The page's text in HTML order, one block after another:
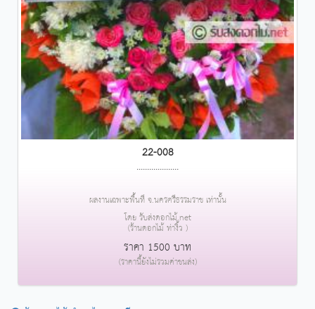
22-008
....................
ผลงานเฉพาะพื้นที่ จ.นครศรีธรรมราช เท่านั้น
โดย รับส่งดอกไม้.net
(ร้านดอกไม้ ท่างิ้ว )
ราคา 1500 บาท
(ราคานี้ยังไม่รวมค่าขนส่ง)